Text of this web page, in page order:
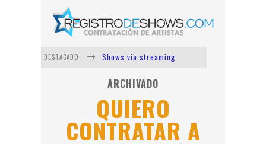
DESTACADO
Shows via streaming
Lit Killah
Nicki Nicole
Duki
ARCHIVADO
QUIERO
CONTRATAR A